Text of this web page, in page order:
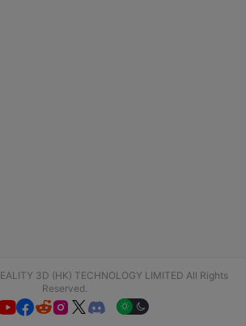
3D (HK) TECHNOLOGY LIMITED All Rights
Reserved.
  